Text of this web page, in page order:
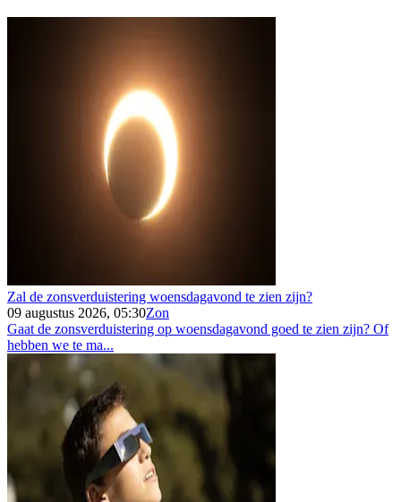
Zal de zonsverduistering woensdagavond te zien zijn?
09 augustus 2026, 05:30Zon
Gaat de zonsverduistering op woensdagavond goed te zien zijn? Of
hebben we te ma...